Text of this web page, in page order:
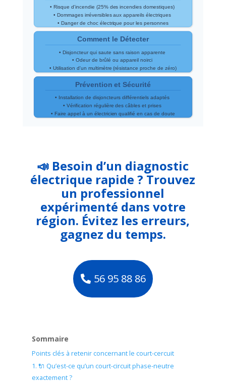
• Risque d'incendie (25% des incendies domestiques)
• Dommages irréversibles aux appareils électriques
• Danger de choc électrique pour les personnes
Comment le Détecter
• Disjoncteur qui saute sans raison apparente
• Odeur de brûlé ou appareil noirci
• Utilisation d'un multimètre (résistance proche de zéro)
Prévention et Sécurité
• Installation de disjoncteurs différentiels adaptés
• Vérification régulière des câbles et prises
• Faire appel à un électricien qualifié en cas de doute
📣 Besoin d’un diagnostic
électrique rapide ? Trouvez
un professionnel
expérimenté dans votre
région. Évitez les erreurs,
gagnez du temps.
56 95 88 86
Sommaire
Points clés à retenir concernant le court-cercuit
1. 🔌 Qu’est-ce qu’un court-circuit phase-neutre
exactement ?